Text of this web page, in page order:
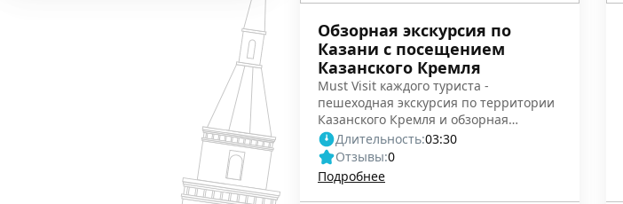
Обзорная экскурсия по
Казани с посещением
Казанского Кремля
Must Visit каждого туриста -
пешеходная экскурсия по территории
Казанского Кремля и обзорная
автобусная экскурсия
Длительность:03:30
Отзывы:0
Подробнее